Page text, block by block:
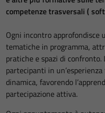
competenze trasversali (
Ogni incontro approfondisce
tematiche in programma,
pratiche e spazi di confronto.
partecipanti in
dinamica, favorendo
partecipazione attiva.